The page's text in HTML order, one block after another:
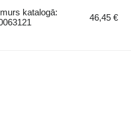
katalogā:
46,45 €